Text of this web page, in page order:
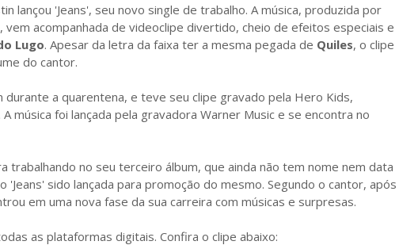
lançou 'Jeans', seu novo single de trabalho. A música, produzida por
, vem acompanhada de videoclipe divertido, cheio de efeitos especiais e
Lugo. Apesar da letra da faixa ter a mesma pegada de Quiles, o clipe
do cantor.
durante a quarentena, e teve seu clipe gravado pela Hero Kids,
. A música foi lançada pela gravadora Warner Music e se encontra no
trabalhando no seu terceiro álbum, que ainda não tem nome nem data
sido lançada para promoção do mesmo. Segundo o cantor, após
em uma nova fase da sua carreira com músicas e surpresas.
as plataformas digitais. Confira o clipe abaixo: